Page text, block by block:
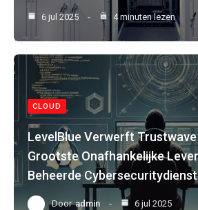
6 jul 2025 4 minuten lezen
CLOUD
LevelBlue Verwerft
Grootste Onafhankelijke
Beheerde
Door admin 6 jul 2025